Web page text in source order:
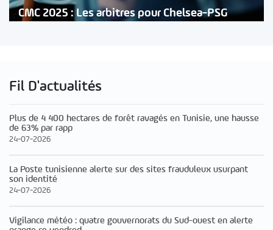
CMC 2025 : Les arbitres pour Chelsea-PSG
Fil D'actualités
Plus de 4 400 hectares de forêt ravagés en Tunisie, une hausse
de 63% par rapp
24-07-2026
La Poste tunisienne alerte sur des sites frauduleux usurpant
son identité
24-07-2026
Vigilance météo : quatre gouvernorats du Sud-ouest en alerte